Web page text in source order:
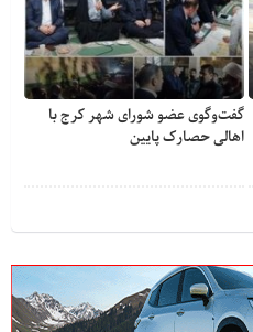
گفت‌وگوی عضو شورای شهر کرج با
اهالی حصارک پایین